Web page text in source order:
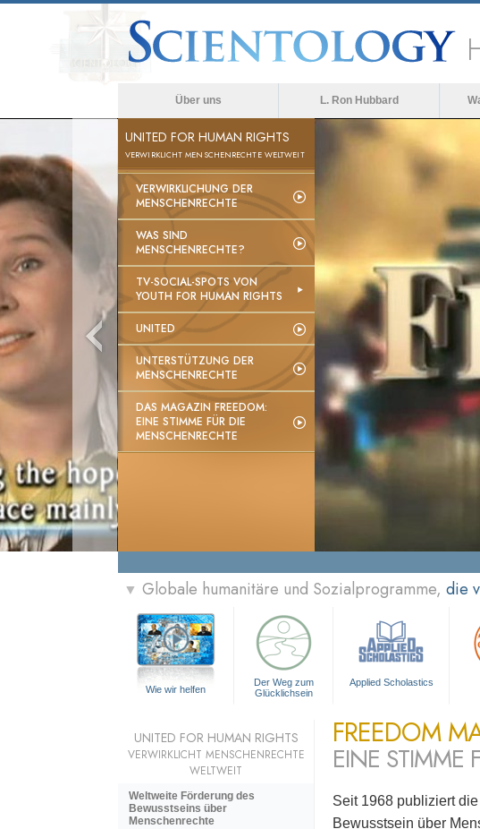
Über uns L. Ron Hubbard
UNITED FOR HUMAN RIGHTS
VERWIRKLICHT MENSCHENRECHTE WELTWEIT
VERWIRKLICHUNG DER
MENSCHENRECHTE
WAS SIND
MENSCHENRECHTE?
TV-SOCIAL-SPOTS VON
YOUTH FOR HUMAN RIGHTS
UNITED
UNTERSTÜTZUNG DER
MENSCHENRECHTE
DAS MAGAZIN FREEDOM:
EINE STIMME FÜR DIE
MENSCHENRECHTE
▼ Globale humanitäre und Sozialprogramme, die
Wie wir helfen
Der Weg zum
Glücklichsein
Applied Scholastics
FREEDOM
EINE STIMME
Seit 1968 publiziert
Bewusstsein über
UNITED FOR HUMAN RIGHTS
VERWIRKLICHT MENSCHENRECHTE
WELTWEIT
Weltweite Förderung des
Bewusstseins über
Menschenrechte